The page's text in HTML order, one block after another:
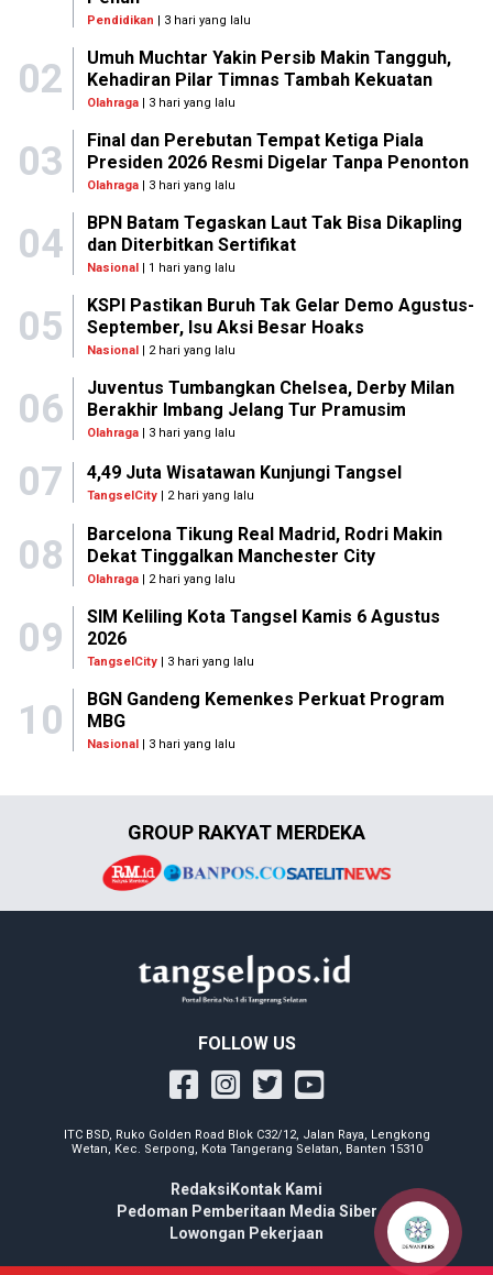
Pendidikan | 3 hari yang lalu
02
Umuh Muchtar Yakin Persib Makin Tangguh,
Kehadiran Pilar Timnas Tambah Kekuatan
Olahraga| 3 hari yang lalu
03
Final dan Perebutan Tempat Ketiga Piala
Presiden 2026 Resmi Digelar Tanpa Penonton
Olahraga| 3 hari yang lalu
04
BPN Batam Tegaskan Laut Tak Bisa Dikapling
dan Diterbitkan Sertifikat
Nasional| 1 hari yang lalu
05
KSPI Pastikan Buruh Tak Gelar Demo Agustus-
September, Isu Aksi Besar Hoaks
Nasional| 2 hari yang lalu
06
Juventus Tumbangkan Chelsea, Derby Milan
Berakhir Imbang Jelang Tur Pramusim
Olahraga| 3 hari yang lalu
07 4,49 Juta Wisatawan Kunjungi Tangsel
TangselCity | 2 hari yang lalu
08
Barcelona Tikung Real Madrid, Rodri Makin
Dekat Tinggalkan Manchester City
Olahraga| 2 hari yang lalu
09
SIM Keliling Kota Tangsel Kamis 6 Agustus
2026
TangselCity| 3 hari yang lalu
10
BGN Gandeng Kemenkes Perkuat Program
MBG
Nasional| 3 hari yang lalu
GROUP RAKYAT MERDEKA
FOLLOW US
ITC BSD, Ruko Golden Road Blok C32/12, Jalan Raya, Lengkong
Wetan, Kec. Serpong, Kota Tangerang Selatan, Banten 15310
Redaksi Kontak Kami
Pedoman Pemberitaan Media Siber
Lowongan Pekerjaan